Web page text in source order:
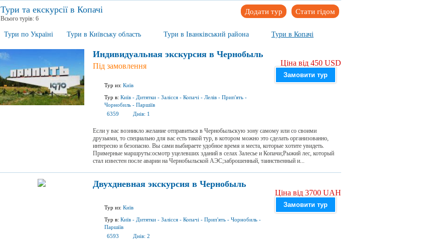
Тури та екскурсії в Копачі Стати гідом
Додати тур
Всього турів: 6
Тури по Україні Тури в Київську область Тури в Іванківський района Тури в Копачі
Индивидуальная экскурсия в Чернобыль
Під замовлення
Тур из: Київ
Тур в: Київ - Дитятки - Залісся - Копачі - Лелів - Прип'ять -
Чорнобиль - Паршіїв
6359
Днів: 1
Ціна від 450 USD
Замовити тур
Если у вас возникло желание отправиться в Чернобыльскую зону самому или со своими
друзьями, то специально для вас есть такой тур, в котором можно это сделать организованно,
интересно и безопасно. Вы сами выбираете удобное время и места, которые хотите увидеть.
Примерные маршруты:осмотр уцелевших зданий в селах Залесье и Копачи;Рыжий лес, который
стал известен после аварии на Чернобыльской АЭС;заброшенный, таинственный и...
Двухдневная экскурсия в Чернобыль
Тур из: Київ
Тур в: Київ - Дитятки - Залісся - Копачі - Прип'ять - Чорнобиль -
Паршіїв
6593
Днів: 2
Ціна від 3700 UAH
Замовити тур